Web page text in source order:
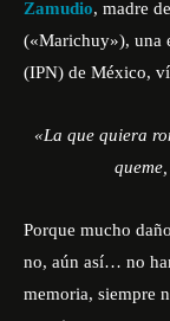
Zamudio, madre
(«Marichuy»), una
(IPN) de México,
«La que quiera
Porque mucho
no, aún así… no
memoria, siempre